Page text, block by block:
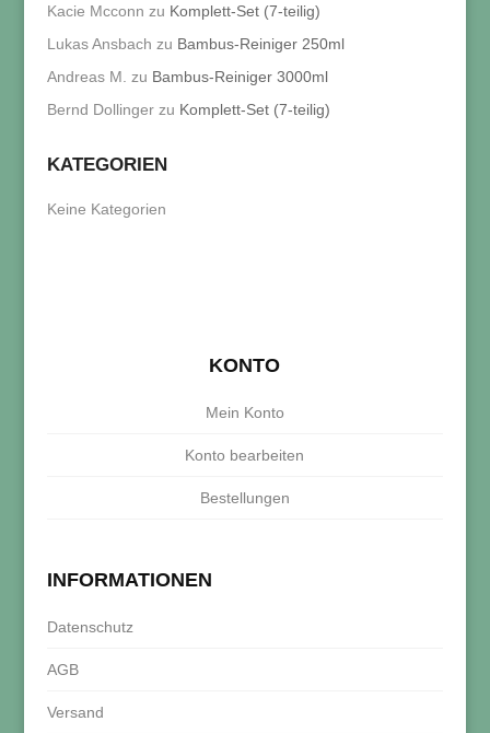
Kacie Mcconn zu Komplett-Set (7-teilig)
Lukas Ansbach zu Bambus-Reiniger 250ml
Andreas M.
zu Bambus-Reiniger 3000ml
Bernd Dollingerzu Komplett-Set (7-teilig)
KATEGORIEN
Keine Kategorien
KONTO
Mein Konto
Konto bearbeiten
Bestellungen
INFORMATIONEN
Datenschutz
AGB
Versand